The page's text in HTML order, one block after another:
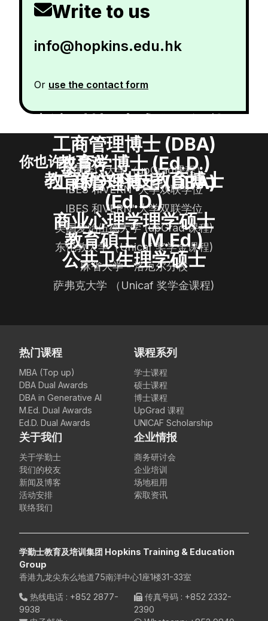
Write to us
info@hopkins.edu.hk
Or use the contact form
你也许也喜欢
工商管理博士 (DBA)
美国金门大学（upGrad课程）
教育学博士 (Ed.D.)
IBES 和VERN' 大学双联学位
工商管理博士 (DBA)
IBES 和VERN' 大学双联学位
教育新兴科技教育博士
(Ed.D.)
美国爱治伍德大学 (upGrad 课程)
商业心理学理学硕士
东伦敦大学（Unicaf 奖学金课程)
教育碩士 (M.Ed.)
麻省大学 - 洛厄尔分校
公共卫生理学硕士
萨弗克大学 （Unicaf 奖学金课程)
热门课程
MBA (Top up)
DBA Dual Awards
DBA in Generative AI
M.Ed. Dual Awards
Ed.D. Dual Awards
课程系列
学士课程
硕士课程
博士课程
UpGrad 课程
UNICAF Scholarship
关于我们
关于学勤士
我们的校友
新闻及博客
活动安排
联络我们
企业情报
商务研讨会
企业培训
场地租用
索取资讯
学勤士教育及培训集团 Hopkins Training & Education
Group
香港九龙尖东么地道75南洋中心1座1楼31-33室
热线电话 : +852 2877-
9938
传真号码 : +852 2332-
2390